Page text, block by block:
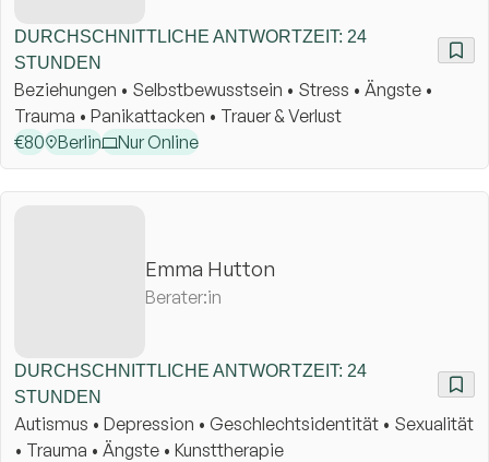
DURCHSCHNITTLICHE ANTWORTZEIT: 24
STUNDEN
Beziehungen • Selbstbewusstsein • Stress • Ängste •
Trauma • Panikattacken • Trauer & Verlust
€80 Berlin Nur Online
Emma Hutton
Berater:in
DURCHSCHNITTLICHE ANTWORTZEIT: 24
STUNDEN
Autismus • Depression • Geschlechtsidentität • Sexualität
• Trauma • Ängste • Kunsttherapie